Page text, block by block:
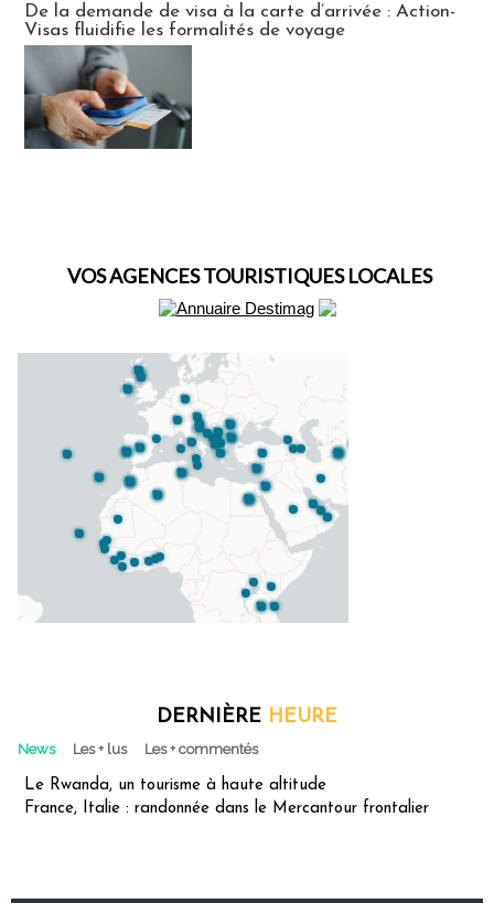
De la demande de visa à la carte d’arrivée : Action-
Visas fluidifie les formalités de voyage
VOS AGENCES TOURISTIQUES LOCALES
DERNIÈRE HEURE
News Les + lus Les + commentés
Le Rwanda, un tourisme à haute altitude
France, Italie : randonnée dans le Mercantour frontalier